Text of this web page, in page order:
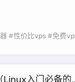
#性价比vps #免费
入门必备的